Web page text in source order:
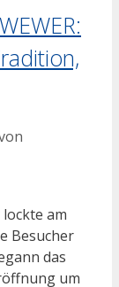
am
Besucher
das
um